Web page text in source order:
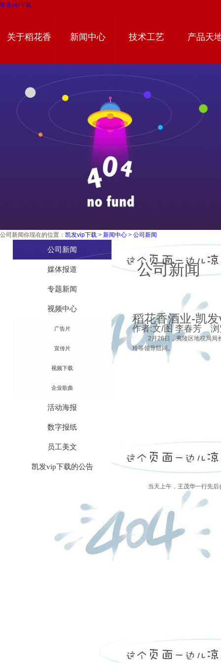
凯发vip下载
关于稻花香 新闻中心 技术工艺 产品天
公司新闻你现在的位置： 凯发vip下载 > 新闻中心 > 公司新闻
技术工艺
公司新闻
媒体报道
专题新闻
视频中心
广告片
宣传片
视频下载
企业歌曲
活动海报
数字报纸
员工美文
凯发vip下载的公告
公司新闻
稻花香酒业-凯
作者:文/图 李春芳
2 月 26日，夷陵区地税局局
玲等领导陪同。
当天上午，王茂华一行先